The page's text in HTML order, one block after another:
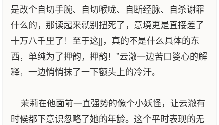
是改个自切手腕、自切喉咙、自断经脉、自杀谢罪
什么的，那读起来就别扭死了，意境更是直接差了
十万八千里了！至于这jj，真的不是什么具体的东
西，单纯为了押韵，押韵！”云澈一边苦口婆心的解
释，一边悄悄抹了一下额头上的冷汗。
茉莉在他面前一直强势的像个小妖怪，让云澈有
时候都下意识忽略了她的年龄。这个平时表现的无